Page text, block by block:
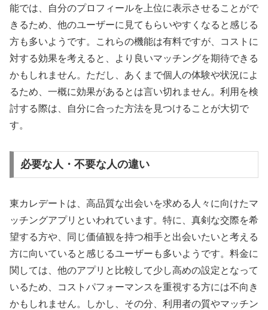
能では、自分のプロフィールを上位に表示させることがで
きるため、他のユーザーに見てもらいやすくなると感じる
方も多いようです。これらの機能は有料ですが、コストに
対する効果を考えると、より良いマッチングを期待できる
かもしれません。ただし、あくまで個人の体験や状況によ
るため、一概に効果があるとは言い切れません。利用を検
討する際は、自分に合った方法を見つけることが大切で
す。
必要な人・不要な人の違い
東カレデートは、高品質な出会いを求める人々に向けたマ
ッチングアプリといわれています。特に、真剣な交際を希
望する方や、同じ価値観を持つ相手と出会いたいと考える
方に向いていると感じるユーザーも多いようです。料金に
関しては、他のアプリと比較して少し高めの設定となって
いるため、コストパフォーマンスを重視する方には不向き
かもしれません。しかし、その分、利用者の質やマッチン